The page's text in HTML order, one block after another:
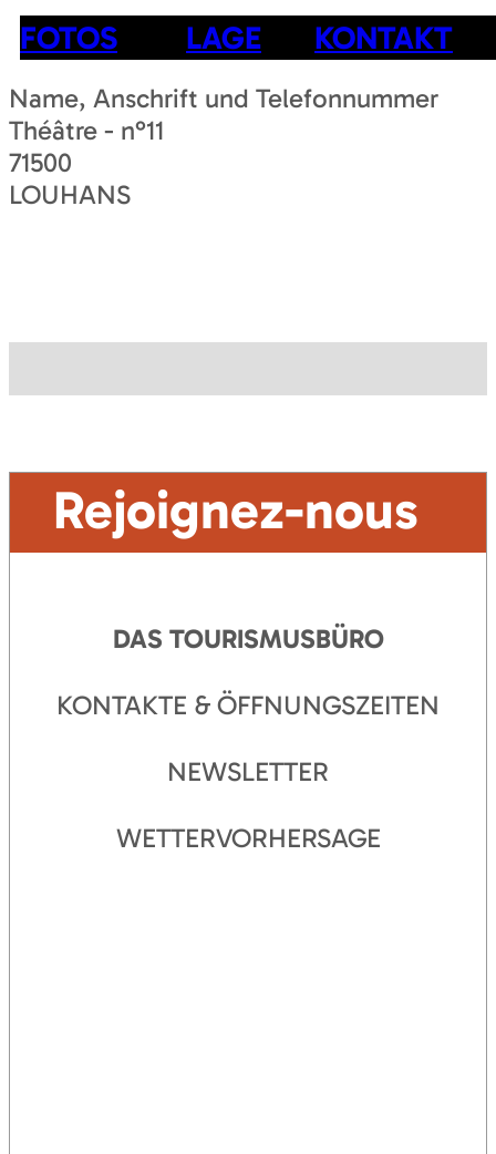
FOTOS LAGE KONTAKT
Name, Anschrift und Telefonnummer
Théâtre - n°11
71500
LOUHANS
Rejoignez-nous
DAS TOURISMUSBÜRO
KONTAKTE & ÖFFNUNGSZEITEN
NEWSLETTER
WETTERVORHERSAGE